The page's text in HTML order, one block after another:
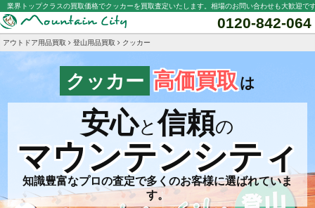
業界トップクラスの買取価格でクッカーを買取査定いたします。相場のお問い合わせも大歓迎で
0120-842-064
アウトドア用品買取 登山用品買取 クッカー
クッカー 高価買取は
安心と信頼の
マウンテンシティ
知識豊富なプロの査定で多くのお客様に選ばれていま
す。